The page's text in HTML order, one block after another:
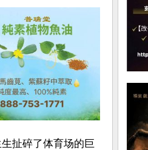
扯碎了体育场的巨